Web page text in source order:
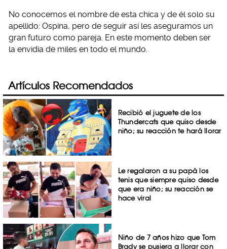
No conocemos el nombre de esta chica y de él solo su
apellido: Ospina, pero de seguir así les aseguramos un
gran futuro como pareja. En este momento deben ser
la envidia de miles en todo el mundo.
Artículos Recomendados
Recibió el juguete de los
Thundercats que quiso desde
niño; su reacción te hará llorar
Le regalaron a su papá los
tenis que siempre quiso desde
que era niño; su reacción se
hace viral
Niño de 7 años hizo que Tom
Brady se pusiera a llorar con